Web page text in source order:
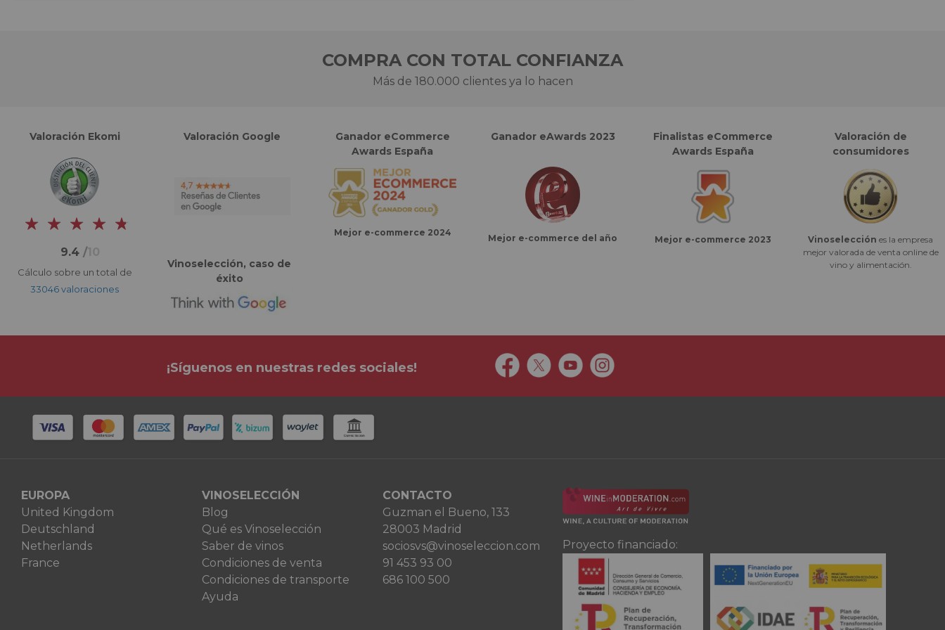
COMPRA CON TOTAL CONFIANZA
Más de 180.000 clientes ya lo hacen
Valoración Ekomi
9.4 /10
Cálculo sobre un total de
33046 valoraciones
Valoración Google
Vinoselección, caso de
éxito
Ganador eCommerce
Awards España
Mejor e-commerce 2024
Ganador eAwards 2023
Mejor e-commerce del año
Finalistas eCommerce
Awards España
Mejor e-commerce 2023
Valoración de
consumidores
Vinoselección es la empresa
mejor valorada de venta online de
vino y alimentación.
¡Síguenos en nuestras redes sociales!
EUROPA
United Kingdom
Deutschland
Netherlands
France
VINOSELECCIÓN
Blog
Qué es Vinoselección
Saber de vinos
Condiciones de venta
Condiciones de transporte
Ayuda
CONTACTO
Guzman el Bueno, 133
28003 Madrid
sociosvs@vinoseleccion.com
91 453 93 00
686 100 500
Proyecto financiado: